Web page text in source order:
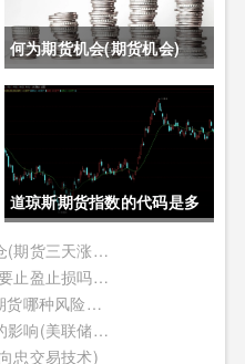
何为期货机会(期货机会)
道琼斯期货指数的代码是多
少位(道琼斯期货指数的代码
是多少位的)
期货三天涨停是不是全部平仓(期货三天涨停是不是全部平仓了)
炒期货要止盈止损吗(炒期货要止盈止损吗是真的吗)
炒期货风险大吗?(炒股和炒期货哪种风险更大)
美联储降息对外汇期货价格的影响(美联储降息对外汇期货价格的影响有哪些)
忠交易技术)